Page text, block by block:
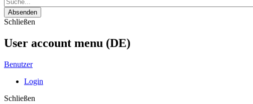
Absenden
Schließen
User account menu (DE)
Benutzer
Login
Schließen